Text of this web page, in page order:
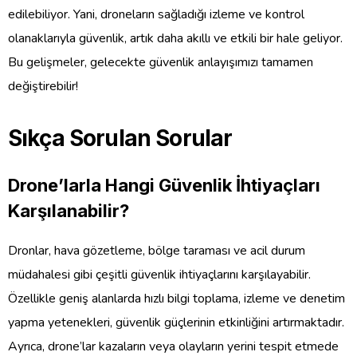
edilebiliyor. Yani, droneların sağladığı izleme ve kontrol
olanaklarıyla güvenlik, artık daha akıllı ve etkili bir hale geliyor.
Bu gelişmeler, gelecekte güvenlik anlayışımızı tamamen
değiştirebilir!
Sıkça Sorulan Sorular
Drone’larla Hangi Güvenlik İhtiyaçları
Karşılanabilir?
Dronlar, hava gözetleme, bölge taraması ve acil durum
müdahalesi gibi çeşitli güvenlik ihtiyaçlarını karşılayabilir.
Özellikle geniş alanlarda hızlı bilgi toplama, izleme ve denetim
yapma yetenekleri, güvenlik güçlerinin etkinliğini artırmaktadır.
Ayrıca, drone’lar kazaların veya olayların yerini tespit etmede